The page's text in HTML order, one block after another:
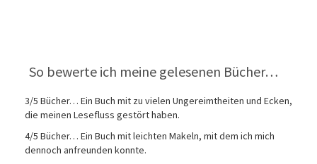
So bewerte ich meine gelesenen Bücher…
3/5 Bücher… Ein Buch mit zu vielen Ungereimtheiten und Ecken,
die meinen Lesefluss gestört haben.
4/5 Bücher… Ein Buch mit leichten Makeln, mit dem ich mich
dennoch anfreunden konnte.